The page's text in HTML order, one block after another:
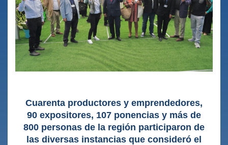
Cuarenta productores y emprendedores,
90 expositores, 107 ponencias y más de
800 personas de la región participaron de
las diversas instancias que consideró el